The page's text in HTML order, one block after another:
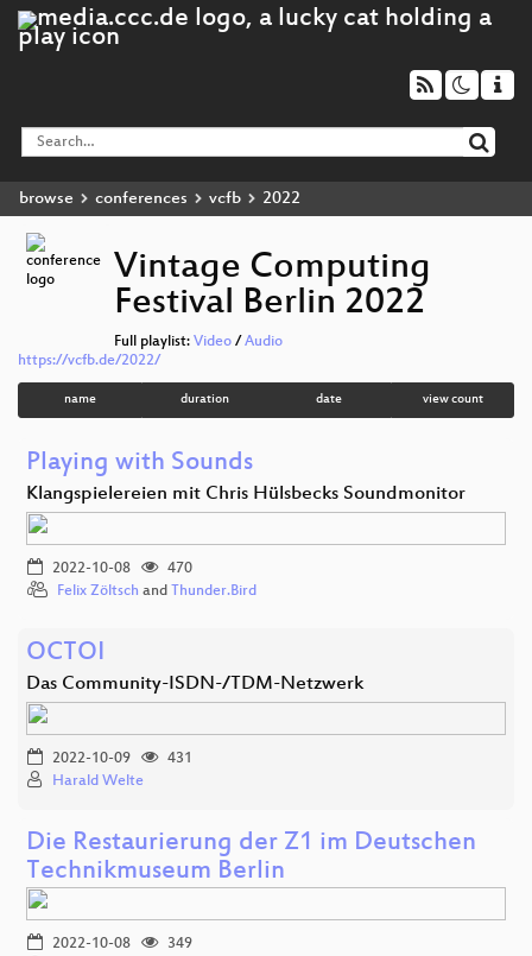
browse conferences vcfb 2022
Vintage Computing
Festival Berlin 2022
Full playlist: Video/ Audio
https://vcfb.de/2022/
name duration date view count
Playing with Sounds
Klangspielereien mit Chris Hülsbecks Soundmonitor
2022-10-08
470
Felix Zöltsch and Thunder.Bird
OCTOI
Das Community-ISDN-/TDM-Netzwerk
2022-10-09
431
Harald Welte
Die Restaurierung der Z1 im Deutschen
Technikmuseum Berlin
2022-10-08
349